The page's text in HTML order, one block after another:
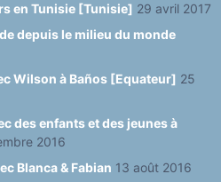
en Tunisie [Tunisie] 29 avril 2017
depuis le milieu du monde
Wilson à Baños [Equateur] 25
des enfants et des jeunes à
2016
Blanca & Fabian 13 août 2016